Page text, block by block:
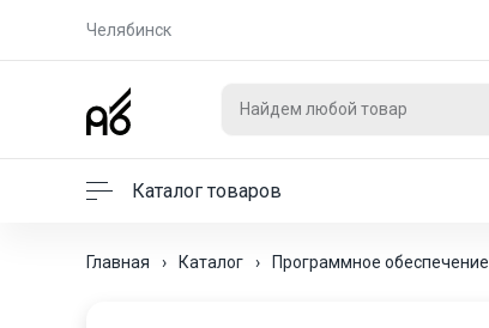
Челябинск
Каталог товаров
Главная › Каталог › Программное обеспечение